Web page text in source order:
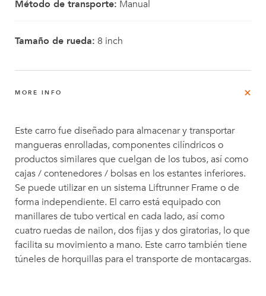
Método de transporte: Manual
Tamaño de rueda: 8 inch
MORE INFO
Este carro fue diseñado para almacenar y transportar
mangueras enrolladas, componentes cilíndricos o
productos similares que cuelgan de los tubos, así como
cajas / contenedores / bolsas en los estantes inferiores.
Se puede utilizar en un sistema Liftrunner Frame o de
forma independiente. El carro está equipado con
manillares de tubo vertical en cada lado, así como
cuatro ruedas de nailon, dos fijas y dos giratorias, lo que
facilita su movimiento a mano. Este carro también tiene
túneles de horquillas para el transporte de montacargas.